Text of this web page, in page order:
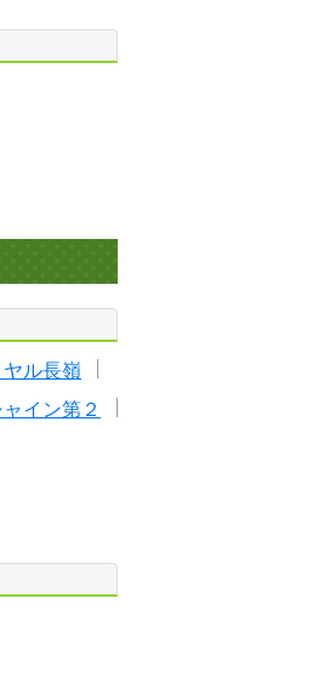
ル長嶺
イン第２